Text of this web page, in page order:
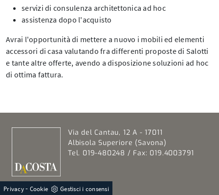
servizi di consulenza architettonica ad hoc
assistenza dopo l'acquisto
Avrai l'opportunità di mettere a nuovo i mobili ed elementi
accessori di casa valutando fra differenti proposte di Salotti
e tante altre offerte, avendo a disposizione soluzioni ad hoc
di ottima fattura.
Via del Cantau, 12 A - 17011
Albisola Superiore (Savona)
Tel. 019-480248 / Fax: 019.4003791
Email:dac@dacostadesign.it
Privacy- Cookie Gestisci i consensi